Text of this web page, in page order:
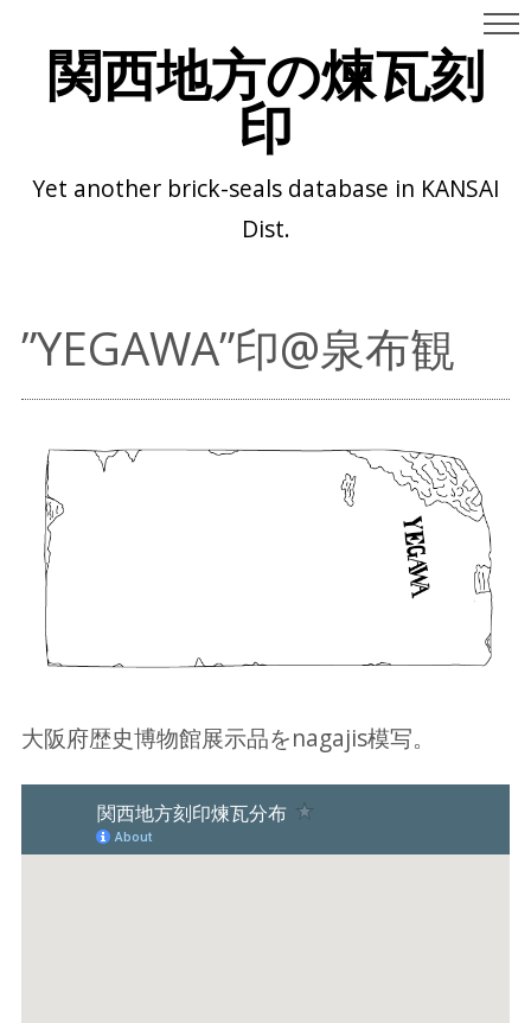
関西地方の煉瓦刻
印
Yet another brick-seals database in KANSAI
Dist.
”YEGAWA”印@泉布観
大阪府歴史博物館展示品をnagajis模写。